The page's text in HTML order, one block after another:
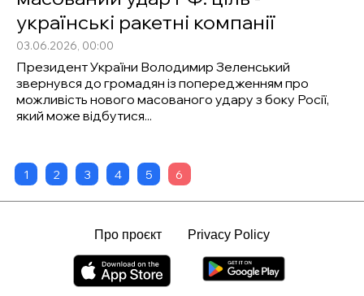
українські ракетні компанії
03.06.2026, 00:00
Президент України Володимир Зеленський
звернувся до громадян із попередженням про
можливість нового масованого удару з боку Росії,
який може відбутися...
1 2 3 4 5 6
Про проєкт Privacy Policy